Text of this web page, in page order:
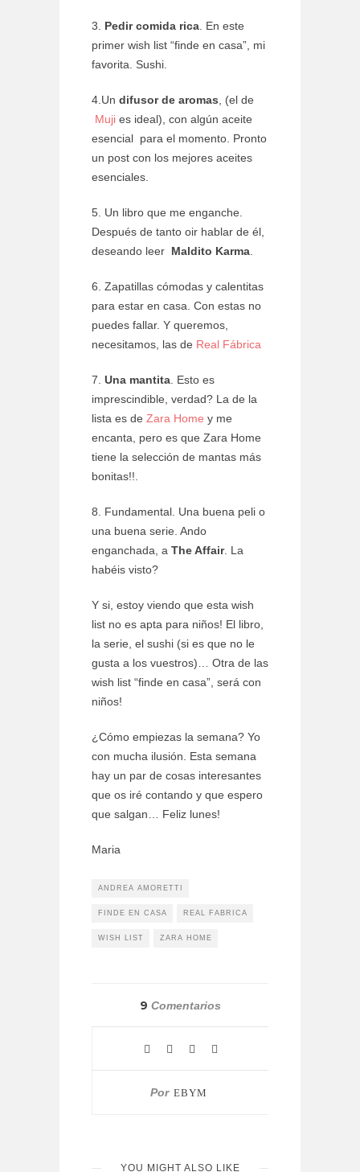
3. Pedir comida rica. En este
primer wish list “finde en casa”, mi
favorita. Sushi.
4.Un difusor de aromas, (el de
Muji es ideal), con algún aceite
esencial para el momento. Pronto
un post con los mejores aceites
esenciales.
5. Un libro que me enganche.
Después de tanto oir hablar de él,
deseando leer Maldito Karma.
6. Zapatillas cómodas y calentitas
para estar en casa. Con estas no
puedes fallar. Y queremos,
necesitamos, las de Real Fábrica
7. Una mantita. Esto es
imprescindible, verdad? La de la
lista es de Zara Home y me
encanta, pero es que Zara Home
tiene la selección de mantas más
bonitas!!.
8. Fundamental. Una buena peli o
una buena serie. Ando
enganchada, a The Affair. La
habéis visto?
Y si, estoy viendo que esta wish
list no es apta para niños! El libro,
la serie, el sushi (si es que no le
gusta a los vuestros)… Otra de las
wish list “finde en casa”, será con
niños!
¿Cómo empiezas la semana? Yo
con mucha ilusión. Esta semana
hay un par de cosas interesantes
que os iré contando y que espero
que salgan… Feliz lunes!
Maria
ANDREA AMORETTI
FINDE EN CASA REAL FABRICA
WISH LIST ZARA HOME
9 Comentarios
Por EBYM
YOU MIGHT ALSO LIKE